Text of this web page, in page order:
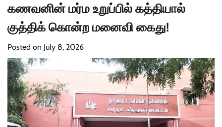
கணவனின் மர்ம உறுப்பில் கத்தியால்
குத்திக் கொன்ற மனைவி கைது!
Posted on July 8, 2026